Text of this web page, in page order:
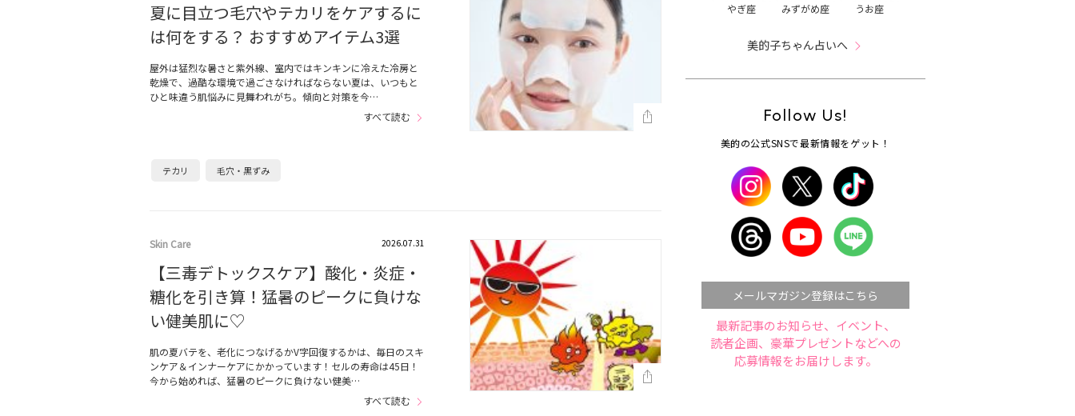
夏に目立つ毛穴やテカリをケアするに
は何をする？ おすすめアイテム3選
屋外は猛烈な暑さと紫外線、室内ではキンキンに冷えた冷房と
乾燥で、過酷な環境で過ごさなければならない夏は、いつもと
ひと味違う肌悩みに見舞われがち。傾向と対策を今…
すべて読む
テカリ 毛穴・黒ずみ
Skin Care 2026.07.31
【三毒デトックスケア】酸化・炎症・
糖化を引き算！猛暑のピークに負けな
い健美肌に♡
肌の夏バテを、老化につなげるかV字回復するかは、毎日のスキ
ンケア＆インナーケアにかかっています！セルの寿命は45日！
今から始めれば、猛暑のピークに負けない健美…
すべて読む
やぎ座 みずがめ座 うお座
美的子ちゃん占いへ
Follow Us!
美的の公式SNSで最新情報をゲット！
メールマガジン登録はこちら
最新記事のお知らせ、イベント、
読者企画、豪華プレゼントなどへの
応募情報をお届けします。